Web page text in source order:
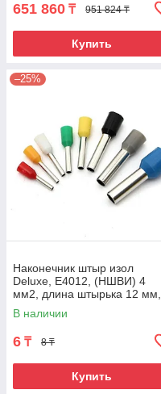
651 860 ₸ 951 824 ₸
Купить
–25%
Наконечник штыр изол
Deluxe, Е4012, (НШВИ) 4
мм2, длина штырька 12 мм,
(1000 шт/упак)
В наличии
6 ₸ 8 ₸
Купить